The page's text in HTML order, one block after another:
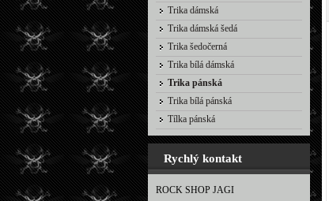
Trika dámská
Trika dámská šedá
Trika šedočerná
Trika bílá dámská
Trika pánská
Trika bílá pánská
Tílka pánská
Rychlý kontakt
ROCK SHOP JAGI